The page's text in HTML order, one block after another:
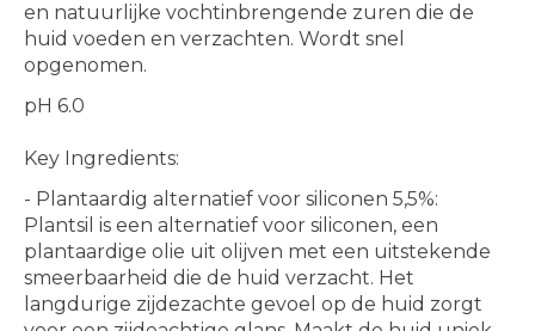
en natuurlijke vochtinbrengende zuren die de
huid voeden en verzachten. Wordt snel
opgenomen.
pH 6.0
Key Ingredients:
- Plantaardig alternatief voor siliconen 5,5%:
Plantsil is een alternatief voor siliconen, een
plantaardige olie uit olijven met een uitstekende
smeerbaarheid die de huid verzacht. Het
langdurige zijdezachte gevoel op de huid zorgt